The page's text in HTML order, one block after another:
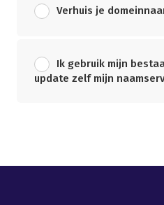
Verhuis je
Ik gebruik mijn
update zelf mijn